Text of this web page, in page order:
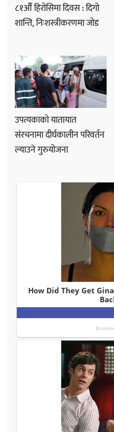
८१औँ हिरोसिमा दिवस : दिगो
शान्ति, निःशस्त्रीकरणमा जोड
उपत्यकाको यातायात
संरचनामा दीर्घकालीन परिवर्तन
ल्याउने गुरुयोजना